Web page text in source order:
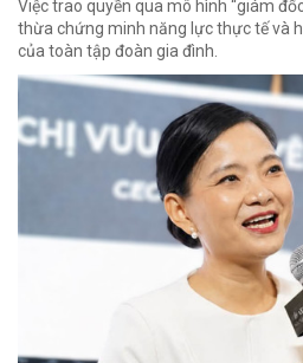
Việc trao quyền qua mô hình “giám
thừa chứng minh năng lực thực tế và
của toàn tập đoàn gia đình.